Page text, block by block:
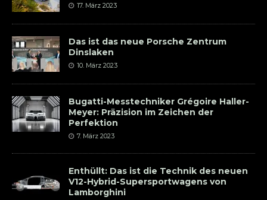
17. März 2023
Das ist das neue Porsche Zentrum
Dinslaken
10. März 2023
Bugatti-Messtechniker Grégoire Haller-
Meyer: Präzision im Zeichen der
Perfektion
7. März 2023
Enthüllt: Das ist die Technik des neuen
V12-Hybrid-Supersportwagens von
Lamborghini